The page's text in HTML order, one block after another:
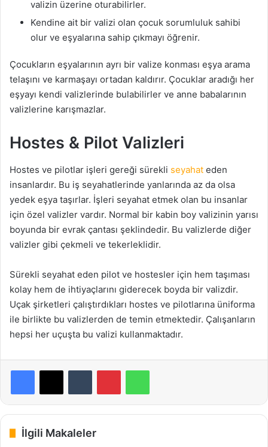
valizin üzerine oturabilirler.
Kendine ait bir valizi olan çocuk sorumluluk sahibi
olur ve eşyalarına sahip çıkmayı öğrenir.
Çocukların eşyalarının ayrı bir valize konması eşya arama
telaşını ve karmaşayı ortadan kaldırır. Çocuklar aradığı her
eşyayı kendi valizlerinde bulabilirler ve anne babalarının
valizlerine karışmazlar.
Hostes & Pilot Valizleri
Hostes ve pilotlar işleri gereği sürekli seyahat eden
insanlardır. Bu iş seyahatlerinde yanlarında az da olsa
yedek eşya taşırlar. İşleri seyahat etmek olan bu insanlar
için özel valizler vardır. Normal bir kabin boy valizinin yarısı
boyunda bir evrak çantası şeklindedir. Bu valizlerde diğer
valizler gibi çekmeli ve tekerleklidir.
Sürekli seyahat eden pilot ve hostesler için hem taşıması
kolay hem de ihtiyaçlarını giderecek boyda bir valizdir.
Uçak şirketleri çalıştırdıkları hostes ve pilotlarına üniforma
ile birlikte bu valizlerden de temin etmektedir. Çalışanların
hepsi her uçuşta bu valizi kullanmaktadır.
İlgili Makaleler